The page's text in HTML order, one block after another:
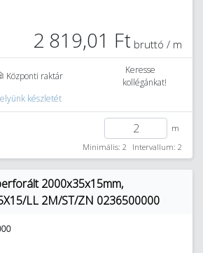
2 819,01 Ft bruttó / m
Központi raktár
Keresse
kollégánkat!
készletét
m
Minimális: 2
Intervallum: 2
2000x35x15mm,
LL 2M/ST/ZN 0236500000